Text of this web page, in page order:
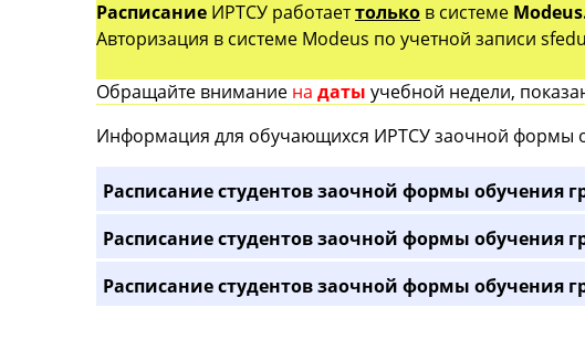
Расписание ИРТСУ работаеттолько в системе
Авторизация в системе Modeus по учетной записи
Обращайте внимание на даты учебной недели,
Информация для обучающихся ИРТСУ заочной формы
Расписание студентов заочной формы обучения
Расписание студентов заочной формы обучения
Расписание студентов заочной формы обучения